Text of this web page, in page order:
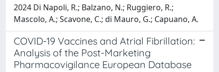
2024 Di Napoli, R.; Balzano, N.; Ruggiero, R.;
Mascolo, A.; Scavone, C.; di Mauro, G.; Capuano, A.
COVID-19 Vaccines and Atrial Fibrillation:
Analysis of the Post-Marketing
Pharmacovigilance European Database